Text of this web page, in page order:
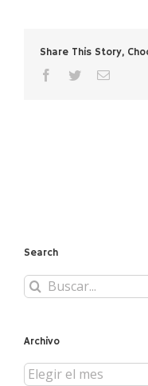
Share This Story,
facebooktwitterCorreo
Search
Buscar:
Archivo
Archivo